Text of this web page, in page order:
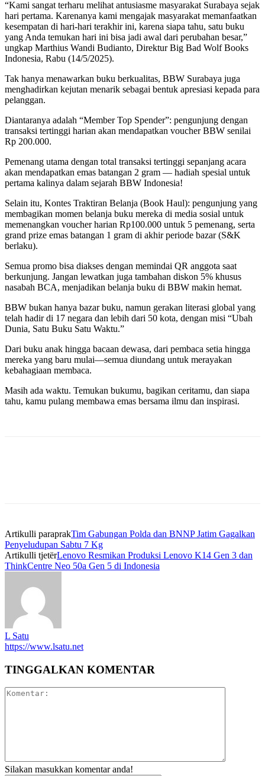
“Kami sangat terharu melihat antusiasme masyarakat Surabaya sejak
hari pertama. Karenanya kami mengajak masyarakat memanfaatkan
kesempatan di hari-hari terakhir ini, karena siapa tahu, satu buku
yang Anda temukan hari ini bisa jadi awal dari perubahan besar,”
ungkap Marthius Wandi Budianto, Direktur Big Bad Wolf Books
Indonesia, Rabu (14/5/2025).
Tak hanya menawarkan buku berkualitas, BBW Surabaya juga
menghadirkan kejutan menarik sebagai bentuk apresiasi kepada para
pelanggan.
Diantaranya adalah “Member Top Spender”: pengunjung dengan
transaksi tertinggi harian akan mendapatkan voucher BBW senilai
Rp 200.000.
Pemenang utama dengan total transaksi tertinggi sepanjang acara
akan mendapatkan emas batangan 2 gram — hadiah spesial untuk
pertama kalinya dalam sejarah BBW Indonesia!
Selain itu, Kontes Traktiran Belanja (Book Haul): pengunjung yang
membagikan momen belanja buku mereka di media sosial untuk
memenangkan voucher harian Rp100.000 untuk 5 pemenang, serta
grand prize emas batangan 1 gram di akhir periode bazar (S&K
berlaku).
Semua promo bisa diakses dengan memindai QR anggota saat
berkunjung. Jangan lewatkan juga tambahan diskon 5% khusus
nasabah BCA, menjadikan belanja buku di BBW makin hemat.
BBW bukan hanya bazar buku, namun gerakan literasi global yang
telah hadir di 17 negara dan lebih dari 50 kota, dengan misi “Ubah
Dunia, Satu Buku Satu Waktu.”
Dari buku anak hingga bacaan dewasa, dari pembaca setia hingga
mereka yang baru mulai—semua diundang untuk merayakan
kebahagiaan membaca.
Masih ada waktu. Temukan bukumu, bagikan ceritamu, dan siapa
tahu, kamu pulang membawa emas bersama ilmu dan inspirasi.
Artikulli paraprakTim Gabungan Polda dan BNNP Jatim Gagalkan
Penyeludupan Sabtu 7 Kg
Artikulli tjetërLenovo Resmikan Produksi Lenovo K14 Gen 3 dan
ThinkCentre Neo 50a Gen 5 di Indonesia
L Satu
https://www.lsatu.net
TINGGALKAN KOMENTAR
Silakan masukkan komentar anda!